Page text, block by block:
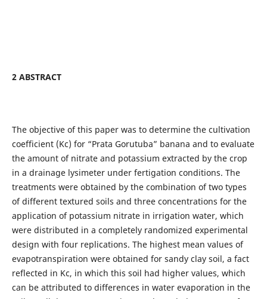
2 ABSTRACT
The objective of this paper was to determine the cultivation
coefficient (Kc) for “Prata Gorutuba” banana and to evaluate
the amount of nitrate and potassium extracted by the crop
in a drainage lysimeter under fertigation conditions. The
treatments were obtained by the combination of two types
of different textured soils and three concentrations for the
application of potassium nitrate in irrigation water, which
were distributed in a completely randomized experimental
design with four replications. The highest mean values of
evapotranspiration were obtained for sandy clay soil, a fact
reflected in Kc, in which this soil had higher values, which
can be attributed to differences in water evaporation in the